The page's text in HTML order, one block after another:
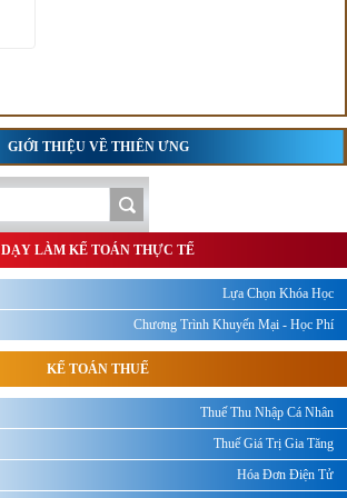
GIỚI THIỆU VỀ THIÊN ƯNG
DẠY LÀM KẾ TOÁN THỰC TẾ
Lựa Chọn Khóa Học
Chương Trình Khuyến Mại - Học Phí
KẾ TOÁN THUẾ
Thuế Thu Nhập Cá Nhân
Thuế Giá Trị Gia Tăng
Hóa Đơn Điện Tử